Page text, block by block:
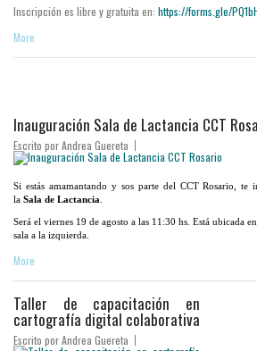
Inscripción es libre y gratuita en: https://forms.gle/
More
Inauguración Sala de Lactancia CCT
Escrito porAndrea Guereta
Si estás amamantando y sos parte del CCT Rosario, te
la Sala de Lactancia
Será el viernes 19 de agosto a las 11:30 hs. Está ubicada
sala a la izquierda.
More
Taller de capacitación en
cartografía digital colaborativa
Escrito porAndrea Guereta